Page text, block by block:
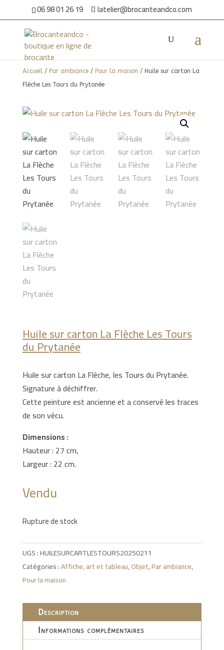
06 98 01 26 19 latelier@brocanteandco.com
Accueil/ Par ambiance/ Pour la maison / Huile sur carton La
Flèche Les Tours du Prytanée
Huile sur carton La Flèche Les Tours
du Prytanée
Huile sur carton La Flèche, les Tours du Prytanée.
Signature à déchiffrer.
Cette peinture est ancienne et a conservé les traces
de son vécu.
Dimensions :
Hauteur : 27 cm,
Largeur : 22 cm.
Vendu
Rupture de stock
UGS :HUILESURCARTLESTOURS20250211
Catégories :Affiche, art et tableau,Objet,Par ambiance,
Pour la maison
Description
Informations complémentaires